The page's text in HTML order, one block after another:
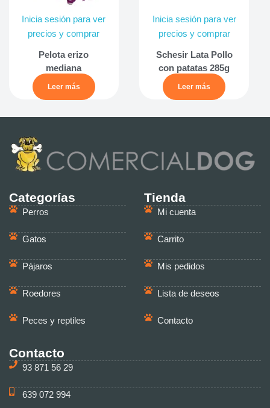
Inicia sesión para ver
precios y comprar
Pelota erizo
mediana
Leer más
Inicia sesión para ver
precios y comprar
Schesir Lata Pollo
con patatas 285g
Leer más
Categorías
Perros
Gatos
Pájaros
Roedores
Peces y reptiles
Tienda
Mi cuenta
Carrito
Mis pedidos
Lista de deseos
Contacto
Contacto
93 871 56 29
639 072 994